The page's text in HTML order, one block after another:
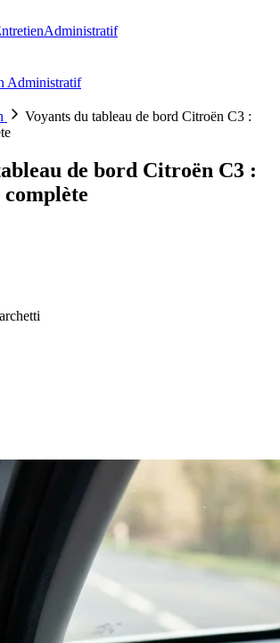
Administratif
Administratif
Voyants du tableau de bord Citroën C3 :
de bord Citroën C3 :